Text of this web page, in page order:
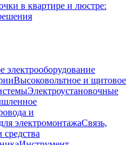
в квартире и люстре:
Высоковольтное и щитовое
Электроустановочные
и
электромонтажаСвязь,
средства